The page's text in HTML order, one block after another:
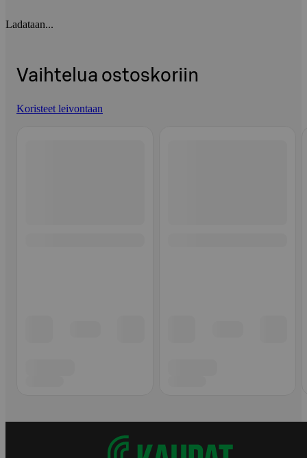
Ladataan...
Vaihtelua ostoskoriin
Koristeet leivontaan